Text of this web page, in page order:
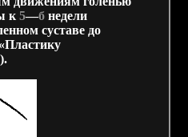
к5—бнедели
суставе до